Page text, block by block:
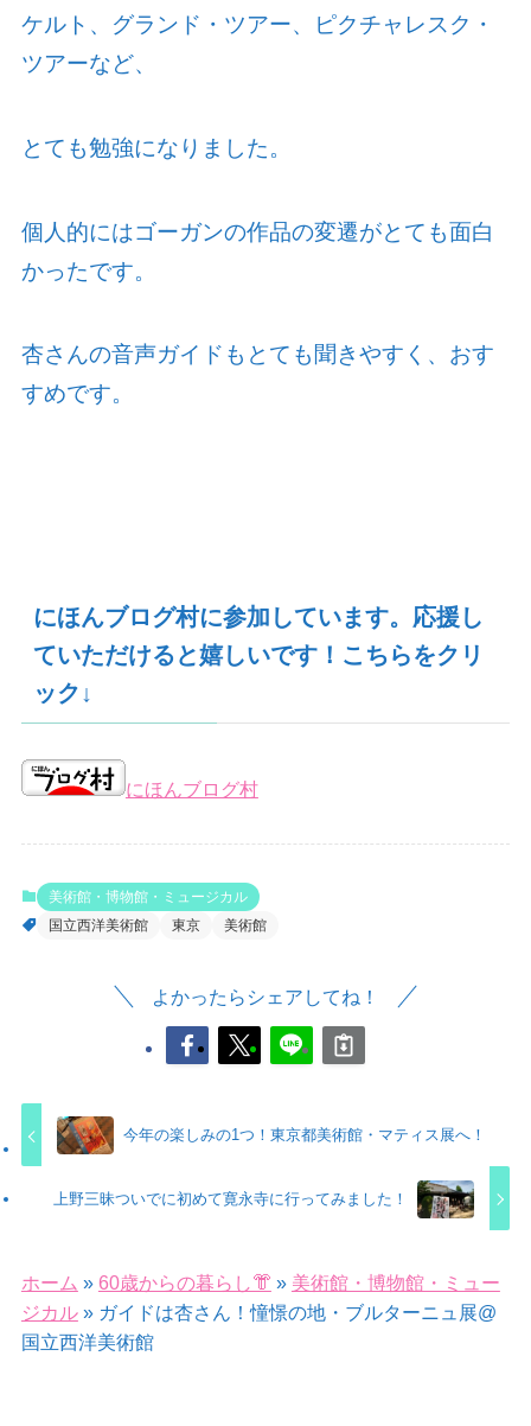
ケルト、グランド・ツアー、ピクチャレスク・
ツアーなど、
とても勉強になりました。
個人的にはゴーガンの作品の変遷がとても面白
かったです。
杏さんの音声ガイドもとても聞きやすく、おす
すめです。
にほんブログ村に参加しています。応援し
ていただけると嬉しいです！こちらをクリ
ック↓
にほんブログ村
美術館・博物館・ミュージカル
国立西洋美術館
東京 美術館
よかったらシェアしてね！
今年の楽しみの1つ！東京都美術館・マティス展へ！
上野三昧ついでに初めて寛永寺に行ってみました！
ホーム » 60歳からの暮らし👘 » 美術館・博物館・ミュー
ジカル »ガイドは杏さん！憧憬の地・ブルターニュ展@
国立西洋美術館